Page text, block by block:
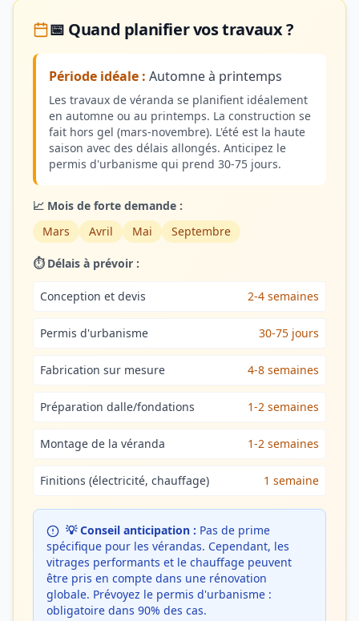
📅 Quand planifier vos travaux ?
Période idéale : Automne à printemps
Les travaux de véranda se planifient idéalement
en automne ou au printemps. La construction se
fait hors gel (mars-novembre). L'été est la haute
saison avec des délais allongés. Anticipez le
permis d'urbanisme qui prend 30-75 jours.
📈 Mois de forte demande :
Mars
Avril Mai Septembre
⏱️ Délais à prévoir :
Conception et devis 2-4 semaines
Permis d'urbanisme 30-75 jours
Fabrication sur mesure 4-8 semaines
Préparation dalle/fondations 1-2 semaines
Montage de la véranda 1-2 semaines
Finitions (électricité, chauffage) 1 semaine
💡 Conseil anticipation : Pas de prime
spécifique pour les vérandas. Cependant, les
vitrages performants et le chauffage peuvent
être pris en compte dans une rénovation
globale. Prévoyez le permis d'urbanisme :
obligatoire dans 90% des cas.